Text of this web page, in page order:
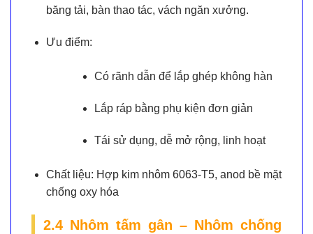
băng tải, bàn thao tác, vách ngăn xưởng.
Ưu điểm:
Có rãnh dẫn để lắp ghép không hàn
Lắp ráp bằng phụ kiện đơn giản
Tái sử dụng, dễ mở rộng, linh hoạt
Chất liệu: Hợp kim nhôm 6063-T5, anod bề mặt
chống oxy hóa
2.4 Nhôm tấm gân – Nhôm chống